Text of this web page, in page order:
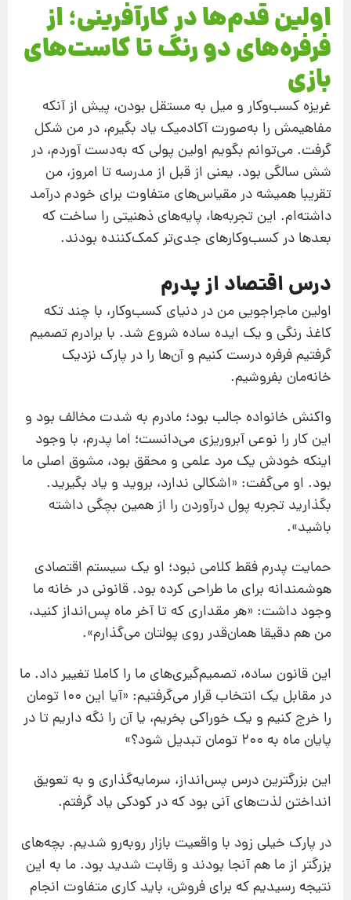
اولین قدم‌ها در کارآفرینی؛ از
فرفره‌های دو رنگ تا کاست‌های
بازی
غریزه کسب‌وکار و میل به مستقل بودن، پیش از آنکه
مفاهیمش را به‌صورت آکادمیک یاد بگیرم، در من شکل
گرفت. می‌توانم بگویم اولین پولی که به‌دست آوردم، در
شش سالگی بود. یعنی از قبل از مدرسه تا امروز، من
تقریبا همیشه در مقیاس‌های متفاوت برای خودم درآمد
داشته‌ام. این تجربه‌ها، پایه‌های ذهنیتی را ساخت که
بعدها در کسب‌وکارهای جدی‌تر کمک‌کننده بودند.
درس اقتصاد از پدرم
اولین ماجراجویی من در دنیای کسب‌وکار، با چند تکه
کاغذ رنگی و یک ایده ساده شروع شد. با برادرم تصمیم
گرفتیم فرفره درست کنیم و آن‌ها را در پارک نزدیک
خانه‌مان بفروشیم.
واکنش خانواده جالب بود؛ مادرم به شدت مخالف بود و
این کار را نوعی آبروریزی می‌دانست؛ اما پدرم، با وجود
اینکه خودش یک مرد علمی و محقق بود، مشوق اصلی ما
بود. او می‌گفت: «اشکالی ندارد، بروید و یاد بگیرید.
بگذارید تجربه پول درآوردن را از همین بچگی داشته
باشید».
حمایت پدرم فقط کلامی نبود؛ او یک سیستم اقتصادی
هوشمندانه برای ما طراحی کرده بود. قانونی در خانه ما
وجود داشت: «هر مقداری که تا آخر ماه پس‌انداز کنید،
من هم دقیقا همان‌قدر روی پولتان می‌گذارم».
این قانون ساده، تصمیم‌گیری‌های ما را کاملا تغییر داد. ما
در مقابل یک انتخاب قرار می‌گرفتیم: «آیا این ۱۰۰ تومان
را خرج کنیم و یک خوراکی بخریم، یا آن را نگه داریم تا در
پایان ماه به ۲۰۰ تومان تبدیل شود؟»
این بزرگترین درس پس‌انداز، سرمایه‌گذاری و به تعویق
انداختن لذت‌های آنی بود که در کودکی یاد گرفتم.
در پارک خیلی زود با واقعیت بازار روبه‌رو شدیم. بچه‌های
بزرگتر از ما هم آنجا بودند و رقابت شدید بود. ما به این
نتیجه رسیدیم که برای فروش، باید کاری متفاوت انجام